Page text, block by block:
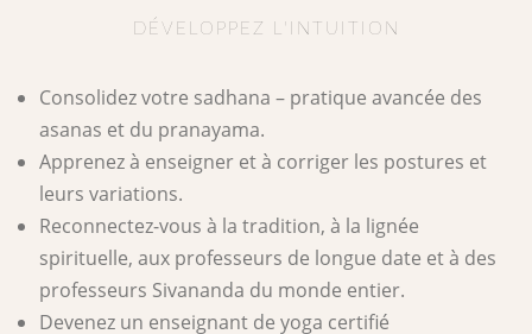
DÉVELOPPEZ L'INTUITION
Consolidez votre sadhana – pratique avancée des
asanas et du pranayama.
Apprenez à enseigner et à corriger les postures et
leurs variations.
Reconnectez-vous à la tradition, à la lignée
spirituelle, aux professeurs de longue date et à des
professeurs Sivananda du monde entier.
Devenez un enseignant de yoga certifié